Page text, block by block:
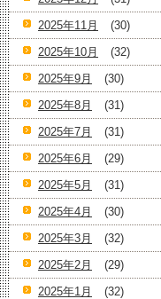
2025年11月
(30)
2025年10月
(32)
2025年9月
(30)
2025年8月
(31)
2025年7月
(31)
2025年6月
(29)
2025年5月
(31)
2025年4月
(30)
2025年3月
(32)
2025年2月
(29)
2025年1月
(32)